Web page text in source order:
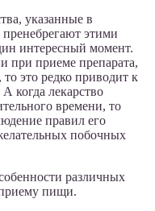
указанные в
этими
интересный момент.
при приеме препарата,
это редко приводит к
когда лекарство
времени, то
правил его
побочных
различных
пищи.